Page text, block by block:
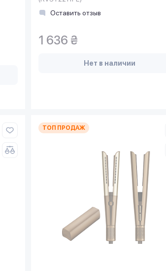
Оставить отзыв
1 636 ₴
Нет в наличии
ТОП ПРОДАЖ